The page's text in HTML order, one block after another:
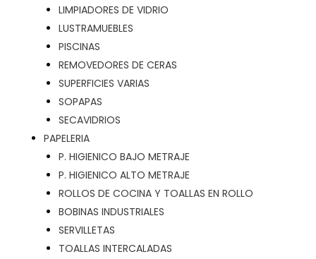
LIMPIADORES DE VIDRIO
LUSTRAMUEBLES
PISCINAS
REMOVEDORES DE CERAS
SUPERFICIES VARIAS
SOPAPAS
SECAVIDRIOS
PAPELERIA
P. HIGIENICO BAJO METRAJE
P. HIGIENICO ALTO METRAJE
ROLLOS DE COCINA Y TOALLAS EN ROLLO
BOBINAS INDUSTRIALES
SERVILLETAS
TOALLAS INTERCALADAS